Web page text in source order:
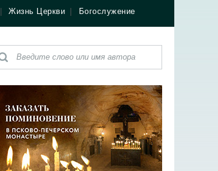
Жизнь Церкви Богослужение